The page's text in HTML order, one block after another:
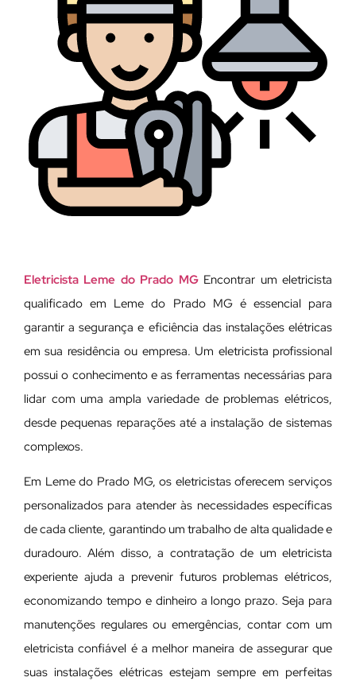
Eletricista Leme do Prado MGEncontrar um eletricista
qualificado em Leme do Prado MG é essencial para
garantir a segurança e eficiência das instalações elétricas
em sua residência ou empresa. Um eletricista profissional
possui o conhecimento e as ferramentas necessárias para
lidar com uma ampla variedade de problemas elétricos,
desde pequenas reparações até a instalação de sistemas
complexos.
Em Leme do Prado MG, os eletricistas oferecem serviços
personalizados para atender às necessidades específicas
de cada cliente, garantindo um trabalho de alta qualidade e
duradouro. Além disso, a contratação de um eletricista
experiente ajuda a prevenir futuros problemas elétricos,
economizando tempo e dinheiro a longo prazo. Seja para
manutenções regulares ou emergências, contar com um
eletricista confiável é a melhor maneira de assegurar que
suas instalações elétricas estejam sempre em perfeitas